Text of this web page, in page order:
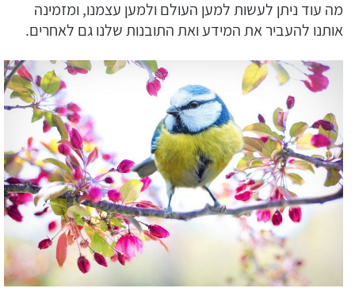
מה עוד ניתן לעשות למען העולם ולמען עצמנו, ומזמינה
אותנו להעביר את המידע ואת התובנות שלנו גם לאחרים.